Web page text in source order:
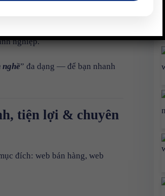
nghiệp.
nghề” đa dạng — để bạn nhanh
tiện lợi & chuyên
đích: web bán hàng, web